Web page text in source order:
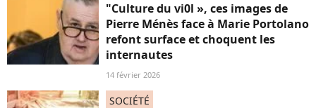
"Culture du vi0l », ces images de
Pierre Ménès face à Marie Portolano
refont surface et choquent les
internautes
14 février 2026
SOCIÉTÉ